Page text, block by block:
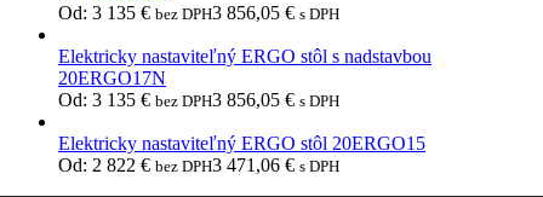
Od: 3 135 € bez DPH3 856,05 € s DPH
Elektricky nastaviteľný ERGO stôl s nadstavbou
20ERGO17N
Od: 3 135 € bez DPH3 856,05 € s DPH
Elektricky nastaviteľný ERGO stôl 20ERGO15
Od: 2 822 € bez DPH3 471,06 € s DPH